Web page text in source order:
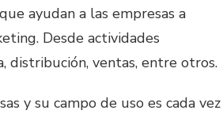
ayudan a las empresas a
Desde actividades
distribución, ventas, entre otros.
y su campo de uso es cada vez